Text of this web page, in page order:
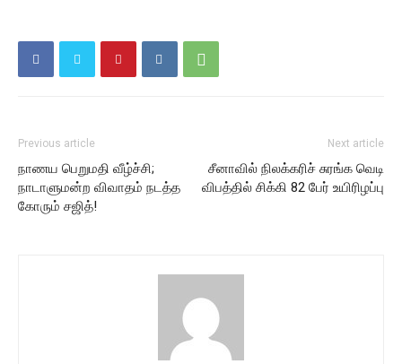
Previous article
நாணய பெறுமதி வீழ்ச்சி;
நாடாளுமன்ற விவாதம் நடத்த
கோரும் சஜித்!
Next article
சீனாவில் நிலக்கரிச் சுரங்க வெடி
விபத்தில் சிக்கி 82 பேர் உயிரிழப்பு